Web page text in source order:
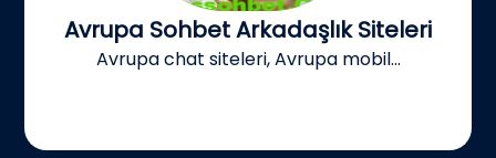
Avrupa Sohbet Arkadaşlık Siteleri
Avrupa chat siteleri, Avrupa mobil...